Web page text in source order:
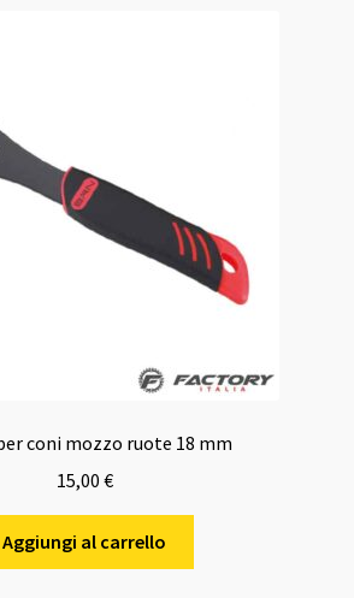
coni mozzo ruote 18 mm
15,00 €
Aggiungi al carrello